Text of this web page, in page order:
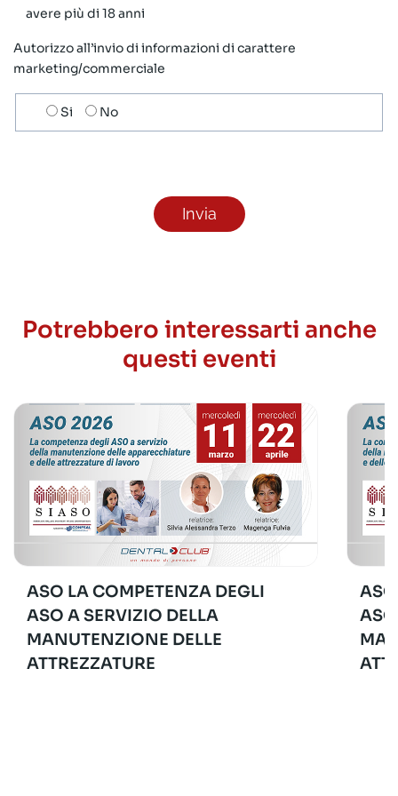
avere più di 18 anni
Autorizzo all’invio di informazioni di carattere
marketing/commerciale
Scelta
invio
Si No
Potrebbero interessarti anche
questi eventi
ASO LA COMPETENZA DEGLI
ASO A SERVIZIO DELLA
MANUTENZIONE DELLE
ATTREZZATURE